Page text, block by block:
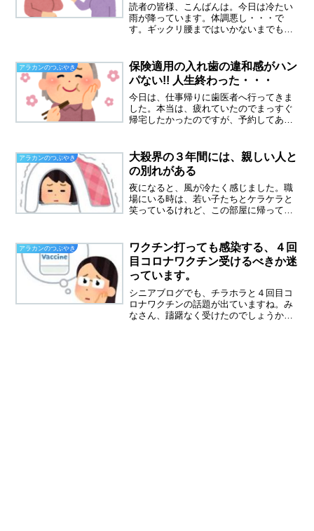
読者の皆様、こんばんは。今日は冷たい
雨が降っています。体調悪し・・・で
す。ギックリ腰まではいかないまでも、
のか、腰痛、膝痛を抱えている同僚は多
いです。このまま腰痛がひど...
アラカンのつぶやき
保険適用の入れ歯の違和感がハン
パない!! 人生終わった・・・
今日は、仕事帰りに歯医者へ行ってきま
した。本当は、疲れていたのでまっすぐ
帰宅したかったのですが、予約してあっ
っても部分入れ歯なのですが奥歯が２本
グラグラになっていて、二...
アラカンのつぶやき
大殺界の３年間には、親しい人と
の別れがある
夜になると、風が冷たく感じました。職
場にいる時は、若い子たちとケラケラと
笑っているけれど、この部屋に帰ってく
しょうかねー私。細木数子さんが亡くな
りました。六星占術がブー...
アラカンのつぶやき
ワクチン打っても感染する、４回
目コロナワクチン受けるべきか迷
っています。
シニアブログでも、チラホラと４回目コ
ロナワクチンの話題が出ていますね。み
なさん、躊躇なく受けたのでしょうか？